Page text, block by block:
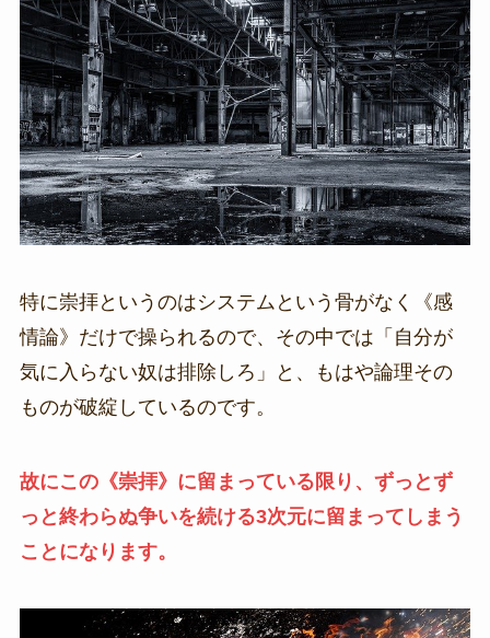
特に崇拝というのはシステムという骨がなく《感
情論》だけで操られるので、その中では「自分が
気に入らない奴は排除しろ」と、もはや論理その
ものが破綻しているのです。
故にこの《崇拝》に留まっている限り、ずっとず
っと終わらぬ争いを続ける3次元に留まってしまう
ことになります。